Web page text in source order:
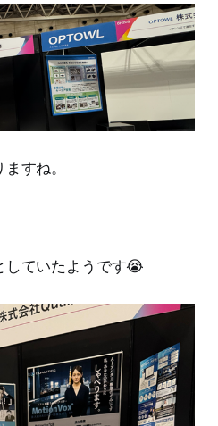
すね。
していたようです😭